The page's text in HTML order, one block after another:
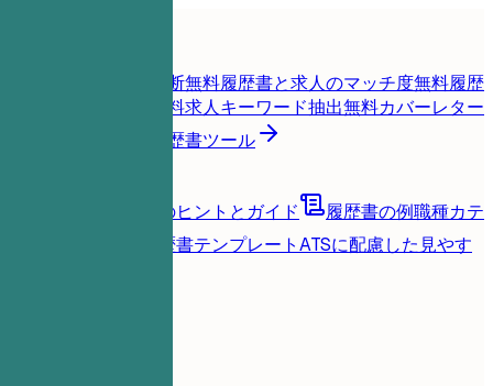
履歴書スコア即時診断無料履歴書と求人のマッチ度無料履歴
無料求人キーワード抽出無料カバーレター
すべての履歴書ツール
キャリアのヒントとガイド 履歴書の例職種カテ
履歴書テンプレートATSに配慮した見やす